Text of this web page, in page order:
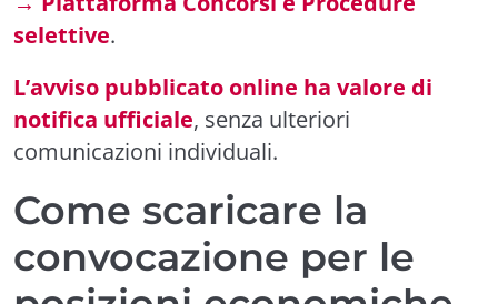
selettive.
L’avviso pubblicato online ha valore di
notifica ufficiale, senza ulteriori
comunicazioni individuali.
Come scaricare la
convocazione per le